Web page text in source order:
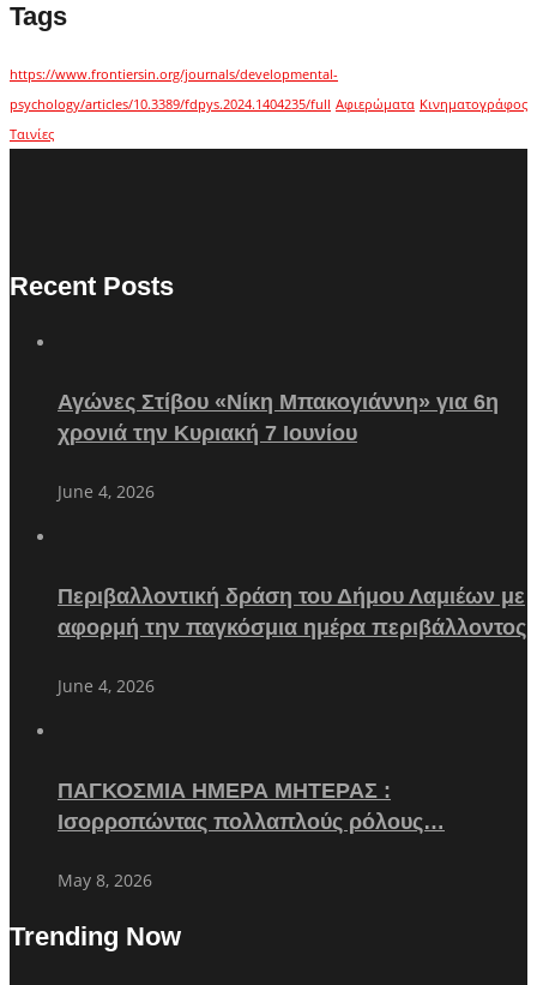
Tags
https://www.frontiersin.org/journals/developmental-
psychology/articles/10.3389/fdpys.2024.1404235/full Αφιερώματα Κινηματογράφος
Ταινίες
Recent Posts
Αγώνες Στίβου «Νίκη Μπακογιάννη» για 6η
χρονιά την Κυριακή 7 Ιουνίου
June 4, 2026
Περιβαλλοντική δράση του Δήμου Λαμιέων με
αφορμή την παγκόσμια ημέρα περιβάλλοντος
June 4, 2026
ΠΑΓΚΟΣΜΙΑ ΗΜΕΡΑ ΜΗΤΕΡΑΣ :
Ισορροπώντας πολλαπλούς ρόλους…
May 8, 2026
Trending Now